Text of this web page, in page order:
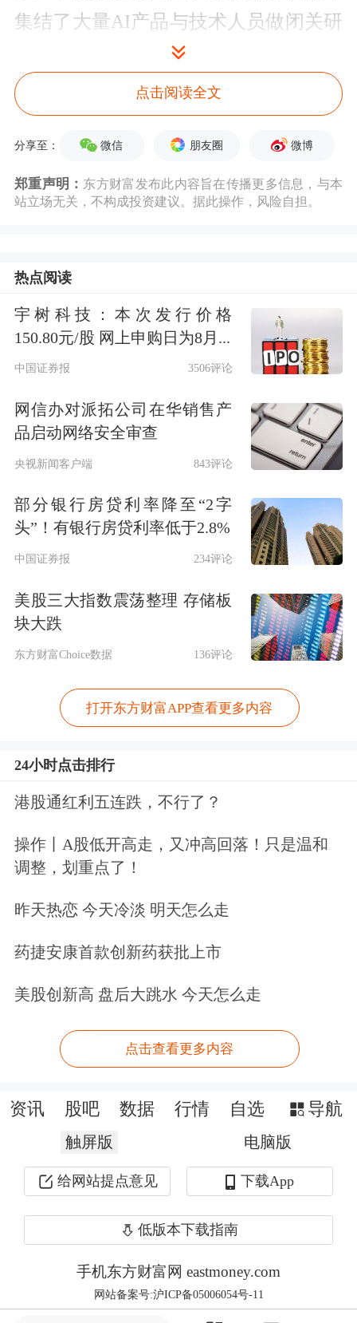
集结了大量AI产品与技术人员做闭关研
博通
咨询首席分析师王蓬博指出，支付
宝全面推进AI改造，会加大和同类产品
动整个移动支付行业完成从工具应用到
大厂纷纷加速 AI应用 落地
不止蚂蚁集团，腾讯旗下微信、阿里千
问、字节豆包等均在加速构建各自AI生
态。
一周前，微信正式宣布，面向开发者提
在“小程序管理后台—AI能力”主动授权
随着此次微信AI生态的进展公布，
商、外卖、 物流
覆盖电商、本地生活、出行、旅游等多
个高频场景。
阿里千问APP已陆续接入地图、打车、
购物、闪购等数十个阿里生态Agent，
字节豆包则接入抖音电商，支持在豆包
APP内直接下单商品并完成支付，无需
跳转抖音。
AI应用商业化具备广阔空间
中国银河证券最新研报指出，随着国内
大模型的持续迭代与落地，AI应用商业
点击阅读全文
分享至： 微信 朋友圈 微博
郑重声明： 东方财富发布此内容旨在传播更多信息，与本
站立场无关，不构成投资建议。据此操作，风险自担。
热点阅读
宇树科技：本次发行价格
150.80元/股 网上申购日为8月...
中国证券报 3506评论
网信办对派拓公司在华销售产
品启动网络安全审查
央视新闻客户端 843评论
部分银行房贷利率降至“2字
头”！有银行房贷利率低于2.8%
中国证券报 234评论
美股三大指数震荡整理 存储板
块大跌
东方财富Choice数据 136评论
打开东方财富APP查看更多内容
24小时点击排行
港股通红利五连跌，不行了？
操作丨A股低开高走，又冲高回落！只是温和
调整，划重点了！
昨天热恋 今天冷淡 明天怎么走
药捷安康首款创新药获批上市
美股创新高 盘后大跳水 今天怎么走
点击查看更多内容
资讯 股吧 数据 行情 自选 导航
触屏版 电脑版
给网站提点意见 下载App
低版本下载指南
手机东方财富网 eastmoney.com
网站备案号:沪ICP备05006054号-11